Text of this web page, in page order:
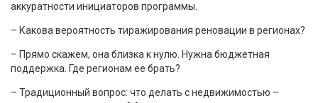
аккуратности инициаторов программы.
– Какова вероятность тиражирования реновации в регионах?
– Прямо скажем, она близка к нулю. Нужна бюджетная
поддержка. Где регионам ее брать?
– Традиционный вопрос: что делать с недвижимостью –